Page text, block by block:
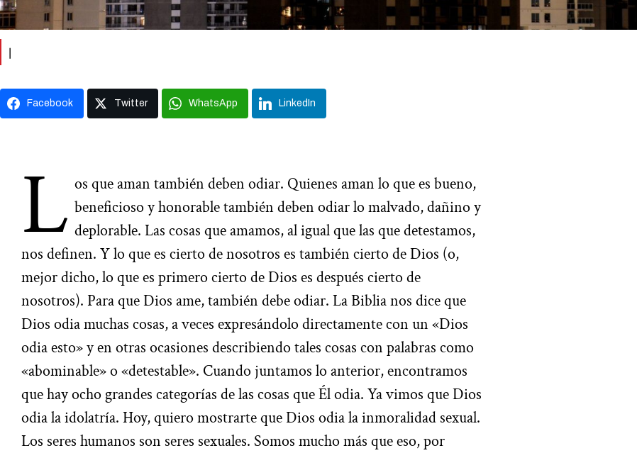
Facebook Twitter WhatsApp LinkedIn
L os que aman también deben odiar. Quienes aman lo que es bueno,
beneficioso y honorable también deben odiar lo malvado, dañino y
deplorable. Las cosas que amamos, al igual que las que detestamos,
nos definen. Y lo que es cierto de nosotros es también cierto de Dios (o,
mejor dicho, lo que es primero cierto de Dios es después cierto de
nosotros). Para que Dios ame, también debe odiar. La Biblia nos dice que
Dios odia muchas cosas, a veces expresándolo directamente con un «Dios
odia esto» y en otras ocasiones describiendo tales cosas con palabras como
«abominable» o «detestable». Cuando juntamos lo anterior, encontramos
que hay ocho grandes categorías de las cosas que Él odia. Ya vimos que Dios
odia la idolatría. Hoy, quiero mostrarte que Dios odia la inmoralidad sexual.
Los seres humanos son seres sexuales. Somos mucho más que eso, por